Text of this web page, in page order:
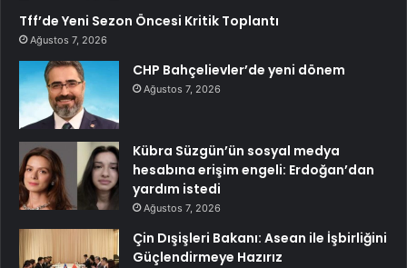
Tff’de Yeni Sezon Öncesi Kritik Toplantı
Ağustos 7, 2026
CHP Bahçelievler’de yeni dönem
Ağustos 7, 2026
Kübra Süzgün’ün sosyal medya
hesabına erişim engeli: Erdoğan’dan
yardım istedi
Ağustos 7, 2026
Çin Dışişleri Bakanı: Asean ile İşbirliğini
Güçlendirmeye Hazırız